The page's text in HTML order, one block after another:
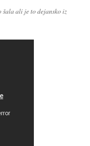
šala ali je to dejansko iz